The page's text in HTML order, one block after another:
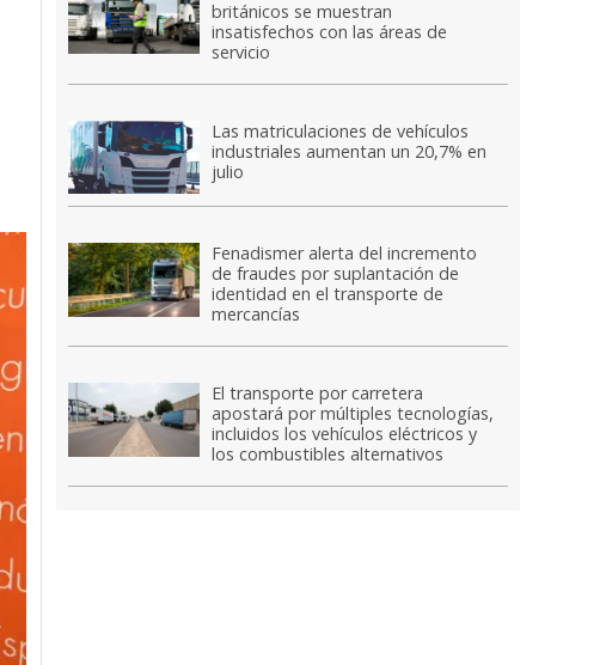
británicos se muestran
insatisfechos con las áreas de
servicio
Las matriculaciones de vehículos
industriales aumentan un 20,7% en
julio
Fenadismer alerta del incremento
de fraudes por suplantación de
identidad en el transporte de
mercancías
El transporte por carretera
apostará por múltiples tecnologías,
incluidos los vehículos eléctricos y
los combustibles alternativos